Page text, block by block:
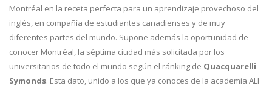
Montréal en la receta perfecta para un aprendizaje provechoso del
inglés, en compañía de estudiantes canadienses y de muy
diferentes partes del mundo. Supone además la oportunidad de
conocer Montréal, la séptima ciudad más solicitada por los
universitarios de todo el mundo según el ránking de Quacquarelli
Symonds. Esta dato, unido a los que ya conoces de la academia ALI